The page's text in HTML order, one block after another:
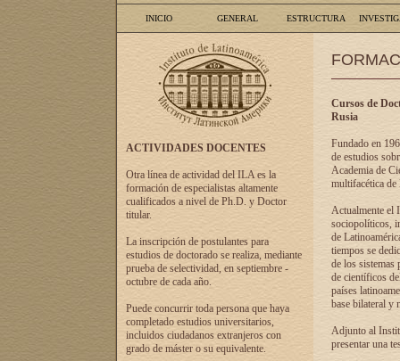
INICIO GENERAL ESTRUCTURA
ACTIVIDADES DOCENTES
Otra línea de actividad del ILA es la
formación de especialistas altamente
cualificados a nivel de Ph.D. y Doctor
titular.
La inscripción de postulantes para
estudios de doctorado se realiza, mediante
prueba de selectividad, en septiembre -
octubre de cada año.
Puede concurrir toda persona que haya
completado estudios universitarios,
incluidos ciudadanos extranjeros con
grado de máster o su equivalente.
Cursos de
Rusia
Fundado en
de estudios
Academia de
multifacética de
Actualmente el
sociopolíticos,
de
tiempos se
de los sistemas
de científicos
países
base bilateral y
Adjunto al
presentar una